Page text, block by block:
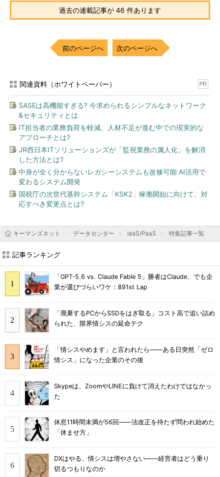
過去の連載記事が 46 件あります
前のページへ 次のページへ
関連資料（ホワイトペーパー） PR
SASEは高機能すぎる? 今求められるシンプルなネットワーク
&セキュリティとは
IT担当者の業務負荷を軽減、人材不足が進む中での現実的な
アプローチとは?
JR西日本ITソリューションズが「監視業務の属人化」を解消
した方法とは?
中身が全く分からないレガシーシステムも改修可能 AI活用で
変わるシステム開発
国税庁の次世代基幹システム「KSK2」稼働開始に向けて、対
応すべき変更点とは?
キーマンズネット データセンター IaaS/PaaS 特集記事一覧
記事ランキング
「GPT-5.6 vs. Claude Fable 5」勝者はClaude、でも企
業が選びづらいワケ：891st Lap
「廃棄するPCからSSDをはぎ取る」コスト高で追い詰め
られた、限界情シスの延命テク
「情シスやめます」と言われたら――ある日突然「ゼロ
情シス」になった企業のその後
Skypeは、ZoomやLINEに負けて消えたわけではなかっ
た
休息11時間未満が56回――法改正を待たず問われ始めた
「休ませ方」
DXはやる、情シスは増やさない――経営者はどう乗り
切るつもりなのか